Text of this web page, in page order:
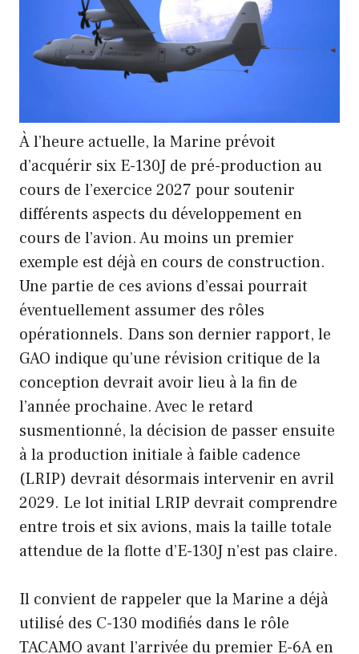
À l’heure actuelle, la Marine prévoit
d’acquérir six E-130J de pré-production au
cours de l’exercice 2027 pour soutenir
différents aspects du développement en
cours de l’avion. Au moins un premier
exemple est déjà en cours de construction.
Une partie de ces avions d’essai pourrait
éventuellement assumer des rôles
opérationnels. Dans son dernier rapport, le
GAO indique qu’une révision critique de la
conception devrait avoir lieu à la fin de
l’année prochaine. Avec le retard
susmentionné, la décision de passer ensuite
à la production initiale à faible cadence
(LRIP) devrait désormais intervenir en avril
2029. Le lot initial LRIP devrait comprendre
entre trois et six avions, mais la taille totale
attendue de la flotte d’E-130J n’est pas claire.
Il convient de rappeler que la Marine a déjà
utilisé des C-130 modifiés dans le rôle
TACAMO avant l’arrivée du premier E-6A en